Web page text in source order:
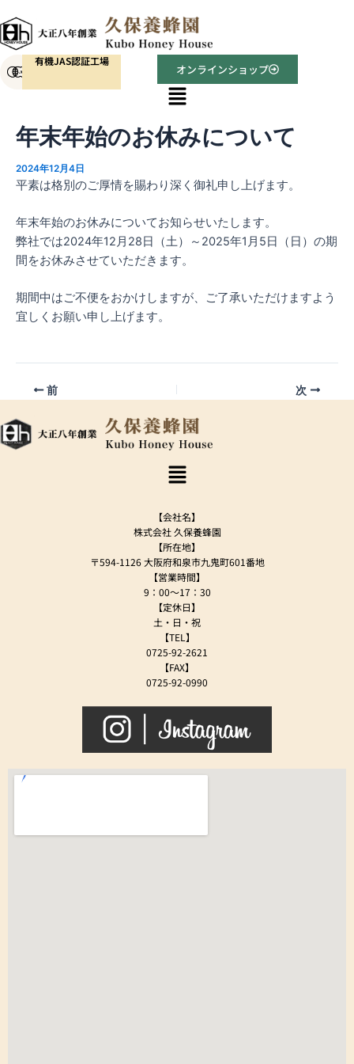
容
を
ス
有機JAS認証工場
オンラインショップ
メ
ニ
ュ
ー
年末年始のお休みについて
2024年12月4日
平素は格別のご厚情を賜わり深く御礼申し上げます。
年末年始のお休みについてお知らせいたします。
弊社では2024年12月28日（土）～2025年1月5日（日）の期
間をお休みさせていただきます。
期間中はご不便をおかけしますが、ご了承いただけますよう
宜しくお願い申し上げます。
navigation
前 次
メ
ニ
ー
【会社名】
株式会社 久保養蜂園
【所在地】
〒594-1126 大阪府和泉市九鬼町601番地
【営業時間】
9：00～17：30
【定休日】
土・日・祝
【TEL】
0725-92-2621
【FAX】
0725-92-0990